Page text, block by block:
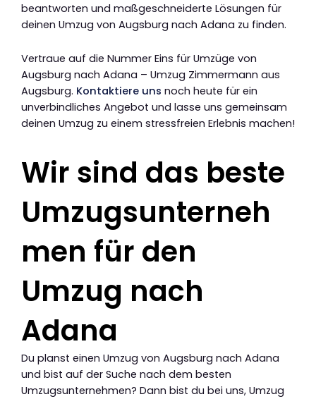
beantworten und maßgeschneiderte Lösungen für
deinen Umzug von Augsburg nach Adana zu finden.
Vertraue auf die Nummer Eins für Umzüge von
Augsburg nach Adana – Umzug Zimmermann aus
Augsburg. Kontaktiere uns noch heute für ein
unverbindliches Angebot und lasse uns gemeinsam
deinen Umzug zu einem stressfreien Erlebnis machen!
Wir sind das beste
Umzugsunterneh
men für den
Umzug nach
Adana
Du planst einen Umzug von Augsburg nach Adana
und bist auf der Suche nach dem besten
Umzugsunternehmen? Dann bist du bei uns, Umzug